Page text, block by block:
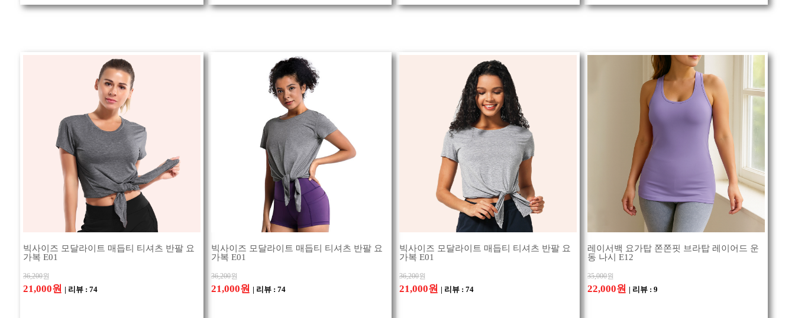
빅사이즈 모달라이트 매듭티 티셔츠 반팔 요
가복 E01
36,200원
21,000원 | 리뷰 : 74
빅사이즈 모달라이트 매듭티 티셔츠 반팔 요
가복 E01
36,200원
21,000원 | 리뷰 : 74
빅사이즈 모달라이트 매듭티 티셔츠 반팔 요
가복 E01
36,200원
21,000원 | 리뷰 : 74
레이서백 요가탑 쫀쫀핏 브라탑 레이어드 운
동 나시 E12
35,000원
22,000원 | 리뷰 : 9